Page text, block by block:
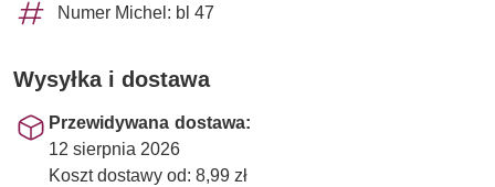
Numer Michel: bl 47
Wysyłka i dostawa
Przewidywana dostawa:
12 sierpnia 2026
Koszt dostawy od: 8,99 zł